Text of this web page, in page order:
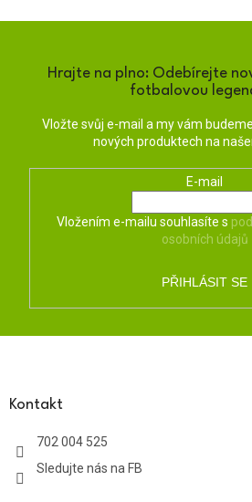
Hrajte na plno: Odebírejte
fotbalovou
Vložte svůj e-mail a my vám
nových produktech na
E-mail
Vložením e-mailu souhlasíte s
osobních údajů
PŘIHLÁSIT SE
Kontakt
702 004 525
Sledujte nás na FB